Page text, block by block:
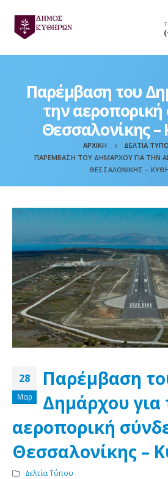
Παρέμβαση του
την
Θεσσαλονίκης
ΑΡΧΙΚΉ
ΔΕΛΤΊΑ
ΠΑΡΈΜΒΑΣΗ ΤΟΥ ΔΗΜΆΡΧΟΥ ΓΙΑ ΤΗΝ
ΘΕΣΣΑΛΟΝΊΚΗΣ –
28
Μαρ
Παρέμβαση
Δημάρχου για
αεροπορική
Θεσσαλονίκης –
Δελτία Τύπου